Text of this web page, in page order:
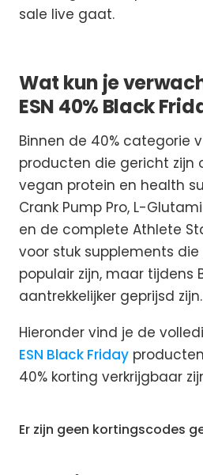
sale live gaat.
Wat kun je
ESN 40% Black
Binnen de 40% categorie
producten die gericht zijn
vegan protein en health
Crank Pump Pro, L-
en de complete Athlete
voor stuk supplements
populair zijn, maar tijdens
aantrekkelijker geprijsd zijn.
Hieronder vind je de
ESN Black Friday
40% korting verkrijgbaar
Er zijn geen kortingscodes